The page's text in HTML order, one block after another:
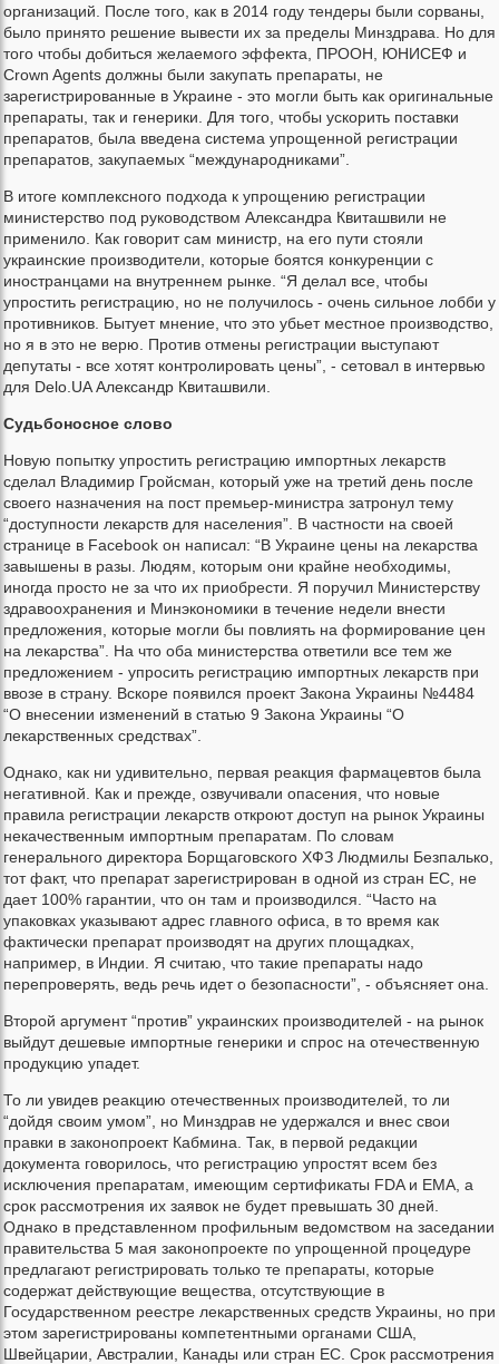
организаций. После того, как в 2014 году тендеры были сорваны,
было принято решение вывести их за пределы Минздрава. Но для
того чтобы добиться желаемого эффекта, ПРООН, ЮНИСЕФ и
Crown Agents должны были закупать препараты, не
зарегистрированные в Украине - это могли быть как оригинальные
препараты, так и генерики. Для того, чтобы ускорить поставки
препаратов, была введена система упрощенной регистрации
препаратов, закупаемых “международниками”.
В итоге комплексного подхода к упрощению регистрации
министерство под руководством Александра Квиташвили не
применило. Как говорит сам министр, на его пути стояли
украинские производители, которые боятся конкуренции с
иностранцами на внутреннем рынке. “Я делал все, чтобы
упростить регистрацию, но не получилось - очень сильное лобби у
противников. Бытует мнение, что это убьет местное производство,
но я в это не верю. Против отмены регистрации выступают
депутаты - все хотят контролировать цены”, - сетовал в интервью
для Delo.UA Александр Квиташвили.
Судьбоносное слово
Новую попытку упростить регистрацию импортных лекарств
сделал Владимир Гройсман, который уже на третий день после
своего назначения на пост премьер-министра затронул тему
“доступности лекарств для населения”. В частности на своей
странице в Faсebook он написал: “В Украине цены на лекарства
завышены в разы. Людям, которым они крайне необходимы,
иногда просто не за что их приобрести. Я поручил Министерству
здравоохранения и Минэкономики в течение недели внести
предложения, которые могли бы повлиять на формирование цен
на лекарства”. На что оба министерства ответили все тем же
предложением - упросить регистрацию импортных лекарств при
ввозе в страну. Вскоре появился проект Закона Украины №4484
“О внесении изменений в статью 9 Закона Украины “О
лекарственных средствах”.
Однако, как ни удивительно, первая реакция фармацевтов была
негативной. Как и прежде, озвучивали опасения, что новые
правила регистрации лекарств откроют доступ на рынок Украины
некачественным импортным препаратам. По словам
генерального директора Борщаговского ХФЗ Людмилы Безпалько,
тот факт, что препарат зарегистрирован в одной из стран ЕС, не
дает 100% гарантии, что он там и производился. “Часто на
упаковках указывают адрес главного офиса, в то время как
фактически препарат производят на других площадках,
например, в Индии. Я считаю, что такие препараты надо
перепроверять, ведь речь идет о безопасности”, - объясняет она.
Второй аргумент “против” украинских производителей - на рынок
выйдут дешевые импортные генерики и спрос на отечественную
продукцию упадет.
То ли увидев реакцию отечественных производителей, то ли
“дойдя своим умом”, но Минздрав не удержался и внес свои
правки в законопроект Кабмина. Так, в первой редакции
документа говорилось, что регистрацию упростят всем без
исключения препаратам, имеющим сертификаты FDA и EMA, а
срок рассмотрения их заявок не будет превышать 30 дней.
Однако в представленном профильным ведомством на заседании
правительства 5 мая законопроекте по упрощенной процедуре
предлагают регистрировать только те препараты, которые
содержат действующие вещества, отсутствующие в
Государственном реестре лекарственных средств Украины, но при
этом зарегистрированы компетентными органами США,
Швейцарии, Австралии, Канады или стран ЕС. Срок рассмотрения